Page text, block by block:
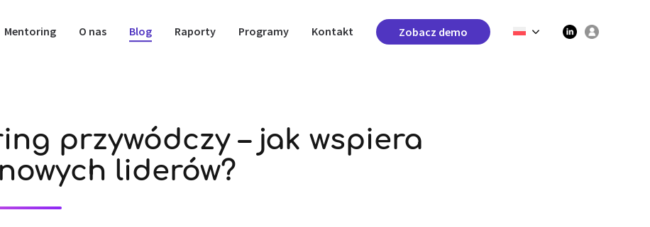
Mentoring O nas Blog Raporty Programy Kontakt Zobacz demo
przywódczy – jak wspiera
liderów?